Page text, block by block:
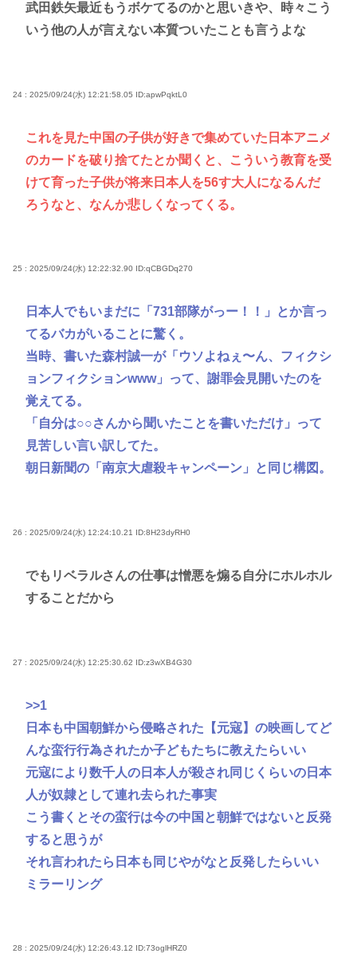
武田鉄矢最近もうボケてるのかと思いきや、時々こう
いう他の人が言えない本質ついたことも言うよな
24 : 2025/09/24(水) 12:21:58.05 ID:apwPqktL0
これを見た中国の子供が好きで集めていた日本アニメ
のカードを破り捨てたとか聞くと、こういう教育を受
けて育った子供が将来日本人を56す大人になるんだ
ろうなと、なんか悲しくなってくる。
25 : 2025/09/24(水) 12:22:32.90 ID:qCBGDq270
日本人でもいまだに「731部隊がっー！！」とか言っ
てるバカがいることに驚く。
当時、書いた森村誠一が「ウソよねぇ〜ん、フィクシ
ョンフィクションwww」って、謝罪会見開いたのを
覚えてる。
「自分は○○さんから聞いたことを書いただけ」って
見苦しい言い訳してた。
朝日新聞の「南京大虐殺キャンペーン」と同じ構図。
26 : 2025/09/24(水) 12:24:10.21 ID:8H23dyRH0
でもリベラルさんの仕事は憎悪を煽る自分にホルホル
することだから
27 : 2025/09/24(水) 12:25:30.62 ID:z3wXB4G30
>>1
日本も中国朝鮮から侵略された【元寇】の映画してど
んな蛮行行為されたか子どもたちに教えたらいい
元寇により数千人の日本人が殺され同じくらいの日本
人が奴隷として連れ去られた事実
こう書くとその蛮行は今の中国と朝鮮ではないと反発
すると思うが
それ言われたら日本も同じやがなと反発したらいい
ミラーリング
28 : 2025/09/24(水) 12:26:43.12 ID:73oglHRZ0